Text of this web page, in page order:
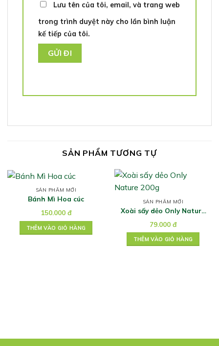
Lưu tên của tôi, email, và trang web
trong trình duyệt này cho lần bình luận
kế tiếp của tôi.
SẢN PHẨM TƯƠNG TỰ
SẢN PHẨM MỚI
Bánh Mì Hoa cúc
150.000 đ
THÊM VÀO GIỎ HÀNG
SẢN PHẨM MỚI
Xoài sấy dẻo Only Nature
79.000 đ
THÊM VÀO GIỎ HÀNG